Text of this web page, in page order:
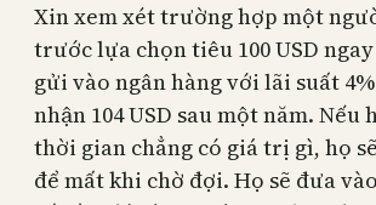
Xin xem xét trường hợp một
trước lựa chọn tiêu 100 USD
gửi vào ngân hàng với lãi suất
nhận 104 USD sau một năm. Nếu
thời gian chẳng có giá trị gì, họ
để mất khi chờ đợi. Họ sẽ đưa